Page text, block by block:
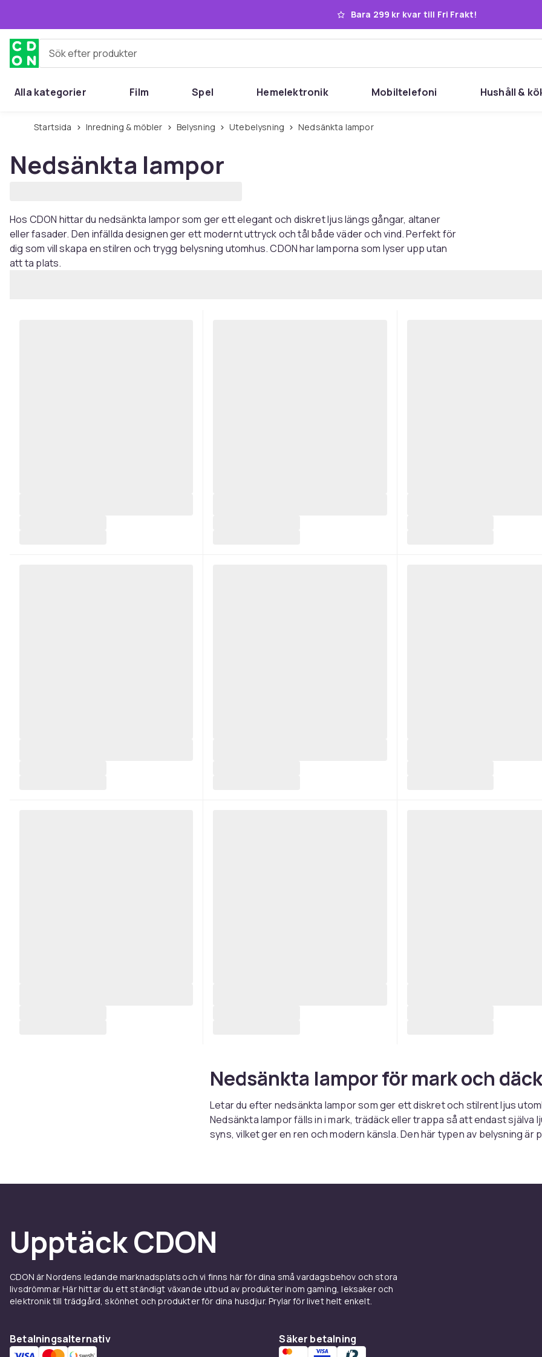
Bara 299 kr kvar till Fri Frakt!
Sök efter produkter
Alla kategorier Film Spel Hemelektronik Mobiltelefoni Hushåll &
Startsida Inredning & möbler Belysning Utebelysning Nedsänkta lampor
Nedsänkta lampor
Hos CDON hittar du nedsänkta lampor som ger ett elegant och diskret ljus längs gångar, altaner
eller fasader. Den infällda designen ger ett modernt uttryck och tål både väder och vind. Perfekt för
dig som vill skapa en stilren och trygg belysning utomhus. CDON har lamporna som lyser upp utan
att ta plats.
Nedsänkta lampor för mark och däck
Letar du efter nedsänkta lampor som ger ett diskret och stilrent ljus
Nedsänkta lampor fälls in i mark, trädäck eller trappa så att endast själva
syns, vilket ger en ren och modern känsla. Den här typen av belysning är
Nedsänkta lampor är mångsidiga och kan användas på många platser
Vanliga användningsområden är trädäck, altaner, trappor, uppfarter och
av en trappa gör du varje steg tydligare och tryggare i mörker. På ett
skapar infällda lampor en behaglig stämning utan att blända, medan de
uppfart hjälper till att markera var körbanan går. Det är dock viktigt att
rabatter kan infällda lampor användas för att lyfta fram växtlighet
skapa fina skuggspel mot fasad och murar. Eftersom ljuset kommer
Upptäck CDON
CDON är Nordens ledande marknadsplats och vi finns här för dina små vardagsbehov och stora
livsdrömmar. Här hittar du ett ständigt växande utbud av produkter inom gaming, leksaker och
elektronik till trädgård, skönhet och produkter för dina husdjur. Prylar för livet helt enkelt.
Betalningsalternativ Säker betalning